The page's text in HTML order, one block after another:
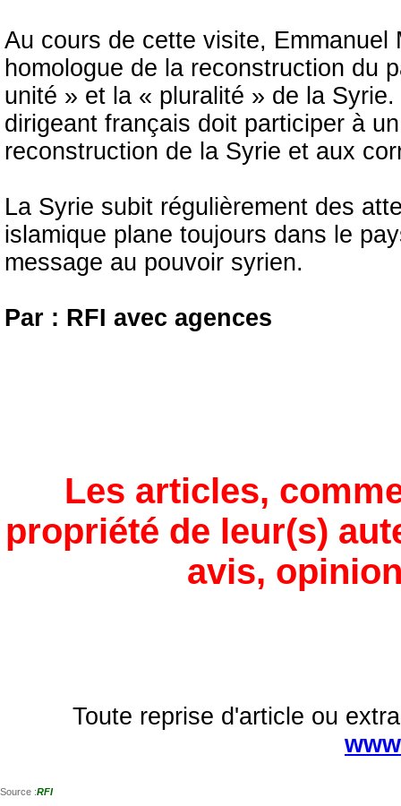
Au cours de cette visite,
homologue de la reconstruction du
unité » et la « pluralité » de la
dirigeant français doit participer à
reconstruction de la Syrie et aux
La Syrie subit régulièrement des
islamique plane toujours dans le
message au pouvoir syrien.
Par : RFI avec agences
Les articles,
propriété de leur(s)
avis,
Toute reprise d'article ou
Source :RFI